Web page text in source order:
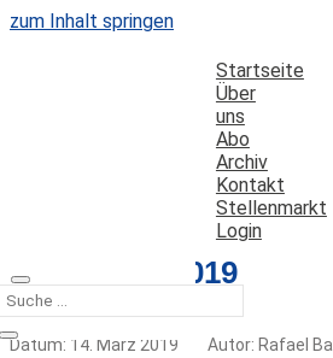
zum Inhalt springen
Startseite
Über
uns
Abo
Archiv
Kontakt
Stellenmarkt
Login
Editorial 2-2019
Datum: 14. März 2019
Autor: Rafael Ball